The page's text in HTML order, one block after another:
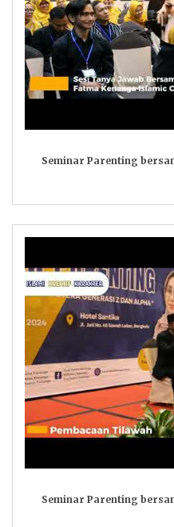
Seminar Parenting
Seminar Parenting